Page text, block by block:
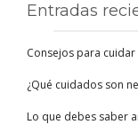
Entradas
Consejos para
¿Qué cuidados son
Lo que debes saber